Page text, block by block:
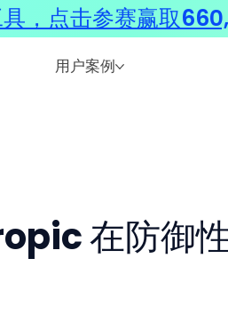
用户案例
在防御
，点击参赛赢取